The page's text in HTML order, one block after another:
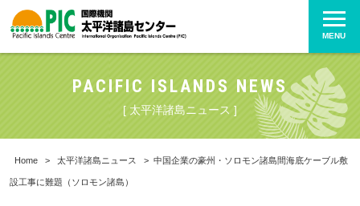
MENU
PACIFIC ISLANDS NEWS
[ 太平洋諸島ニュース ]
Home > 太平洋諸島ニュース > 中国企業の豪州・ソロモン諸島間海底ケーブル敷
設工事に難題（ソロモン諸島）